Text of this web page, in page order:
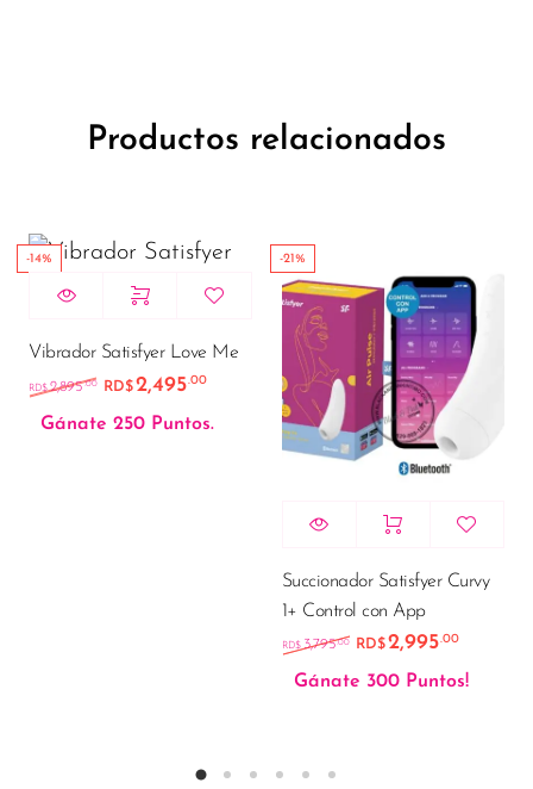
Productos relacionados
-14%
Vibrador Satisfyer Love Me
RD$ 2,895.00 El precio original era: RD$2,895.00.
RD$2,495.00El precio actual es: RD$2,495.00.
Gánate 250 Puntos.
-21%
Succionador Satisfyer Curvy
1+ Control con App
RD$ 3,795.00 El precio original
RD$2,995.00El
Gánate 300 Puntos!